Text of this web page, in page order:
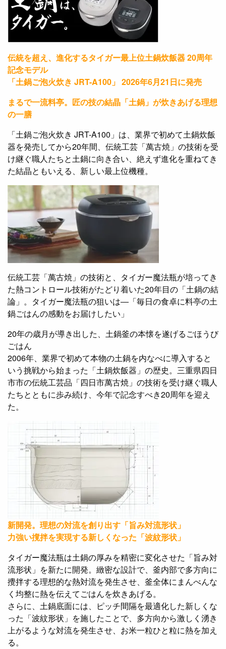
伝統を超え、進化するタイガー最上位土鍋炊飯器 20周年
記念モデル
「土鍋ご泡火炊き JRT-A100」 2026年6月21日に発売
まるで一流料亭。匠の技の結晶「土鍋」が炊きあげる理想
の一膳
「土鍋ご泡火炊き JRT-A100」は、業界で初めて土鍋炊飯
器を発売してから20年間、伝統工芸「萬古焼」の技術を受
け継ぐ職人たちと土鍋に向き合い、絶えず進化を重ねてき
た結晶ともいえる、新しい最上位機種。
伝統工芸「萬古焼」の技術と、タイガー魔法瓶が培ってき
た熱コントロール技術がたどり着いた20年目の「土鍋の結
論」。タイガー魔法瓶の狙いは―「毎日の食卓に料亭の土
鍋ごはんの感動をお届けしたい」
20年の歳月が導き出した、土鍋釜の本懐を遂げるごほうび
ごはん
2006年、業界で初めて本物の土鍋を内なべに導入すると
いう挑戦から始まった「土鍋炊飯器」の歴史。三重県四日
市市の伝統工芸品「四日市萬古焼」の技術を受け継ぐ職人
たちとともに歩み続け、今年で記念すべき20周年を迎え
た。
新開発。理想の対流を創り出す「旨み対流形状」
力強い撹拌を実現する新しくなった「波紋形状」
タイガー魔法瓶は土鍋の厚みを精密に変化させた「旨み対
流形状」を新たに開発。緻密な設計で、釜内部で多方向に
攪拌する理想的な熱対流を発生させ、釜全体にまんべんな
く均整に熱を伝えてごはんを炊きあげる。
さらに、土鍋底面には、ピッチ間隔を最適化した新しくな
った「波紋形状」を施したことで、多方向から激しく湧き
上がるような対流を発生させ、お米一粒ひと粒に熱を加え
る。